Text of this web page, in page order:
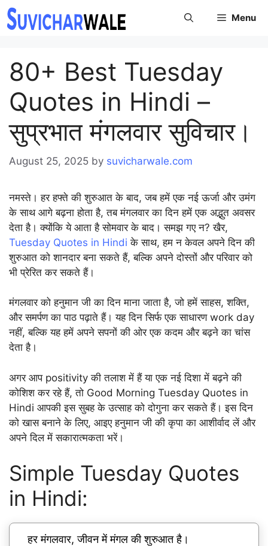
Skip
to
Menu
80+ Best Tuesday
Quotes in Hindi –
सुप्रभात मंगलवार सुविचार।
August 25, 2025 by suvicharwale.com
नमस्ते। हर हफ्ते की शुरुआत के बाद, जब हमें एक नई ऊर्जा और उमंग
के साथ आगे बढ़ना होता है, तब मंगलवार का दिन हमें एक अद्भुत अवसर
देता है। क्योंकि ये आता है सोमवार के बाद। समझ गए न? खैर,
Tuesday Quotes in Hindi के साथ, हम न केवल अपने दिन की
शुरुआत को शानदार बना सकते हैं, बल्कि अपने दोस्तों और परिवार को
भी प्रेरित कर सकते हैं।
मंगलवार को हनुमान जी का दिन माना जाता है, जो हमें साहस, शक्ति,
और समर्पण का पाठ पढ़ाते हैं। यह दिन सिर्फ एक साधारण work day
नहीं, बल्कि यह हमें अपने सपनों की ओर एक कदम और बढ़ने का चांस
देता है।
अगर आप positivity की तलाश में हैं या एक नई दिशा में बढ़ने की
कोशिश कर रहे हैं, तो Good Morning Tuesday Quotes in
Hindi आपकी इस सुबह के उत्साह को दोगुना कर सकते हैं। इस दिन
को खास बनाने के लिए, आइए हनुमान जी की कृपा का आशीर्वाद लें और
अपने दिल में सकारात्मकता भरें।
Simple Tuesday Quotes
in Hindi:
हर मंगलवार, जीवन में मंगल की शुरुआत है।